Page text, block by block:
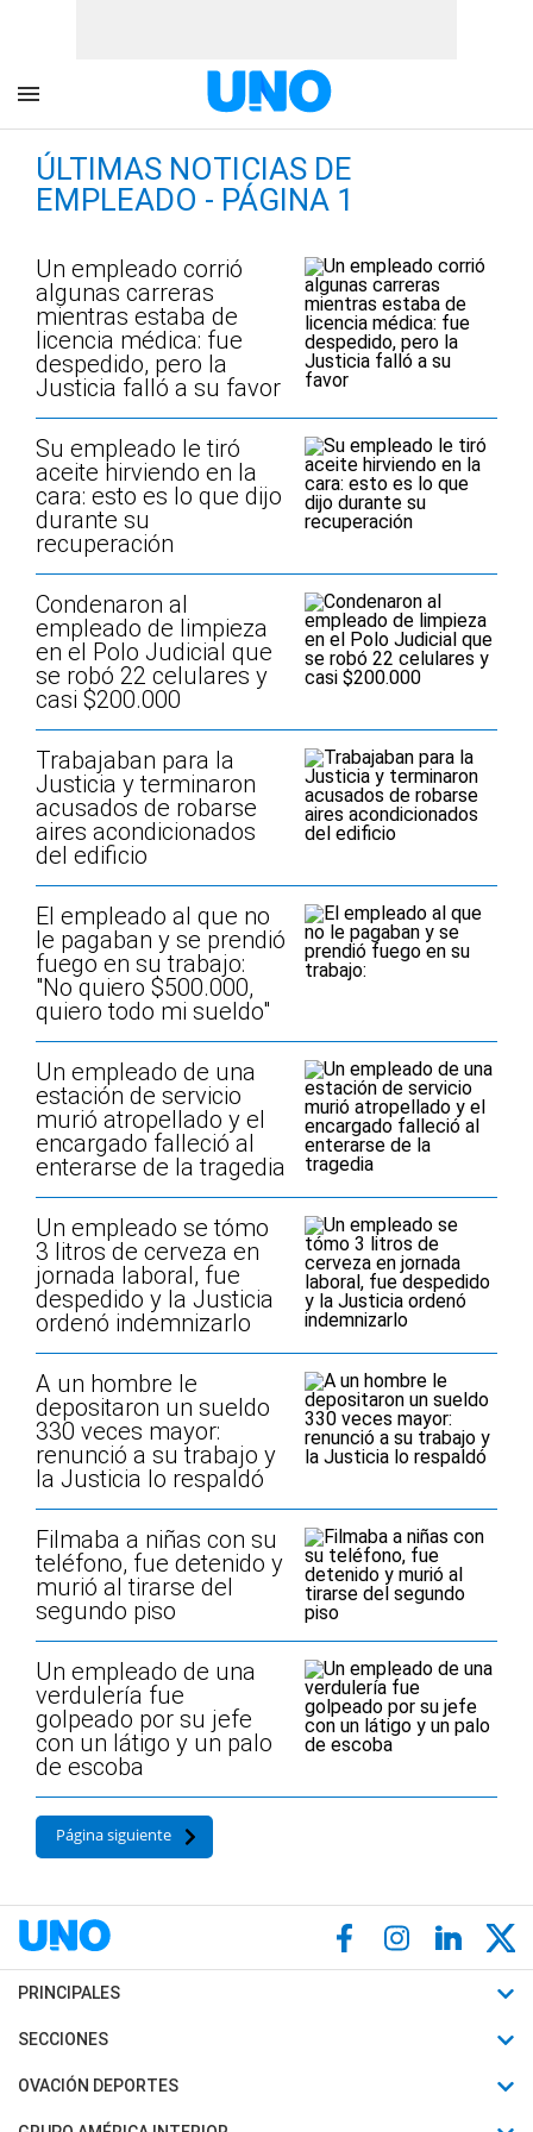
ÚLTIMAS NOTICIAS DE
EMPLEADO - PÁGINA 1
Un empleado corrió
algunas carreras
mientras estaba de
licencia médica: fue
despedido, pero la
Justicia falló a su favor
Su empleado le tiró
aceite hirviendo en la
cara: esto es lo que dijo
durante su
recuperación
Condenaron al
empleado de limpieza
en el Polo Judicial que
se robó 22 celulares y
casi $200.000
Trabajaban para la
Justicia y terminaron
acusados de robarse
aires acondicionados
del edificio
El empleado al que no
le pagaban y se prendió
fuego en su trabajo:
"No quiero $500.000,
quiero todo mi sueldo"
Un empleado de una
estación de servicio
murió atropellado y el
encargado falleció al
enterarse de la tragedia
Un empleado se tómo
3 litros de cerveza en
jornada laboral, fue
despedido y la Justicia
ordenó indemnizarlo
A un hombre le
depositaron un sueldo
330 veces mayor:
renunció a su trabajo y
la Justicia lo respaldó
Filmaba a niñas con su
teléfono, fue detenido y
murió al tirarse del
segundo piso
Un empleado de una
verdulería fue
golpeado por su jefe
con un látigo y un palo
de escoba
Página siguiente
PRINCIPALES
Últimas Noticias
Política
SECCIONES
Horóscopo
Motores
OVACIÓN DEPORTES